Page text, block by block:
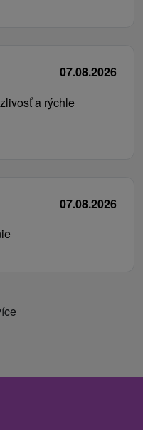
07.08.2026
a rýchle
07.08.2026